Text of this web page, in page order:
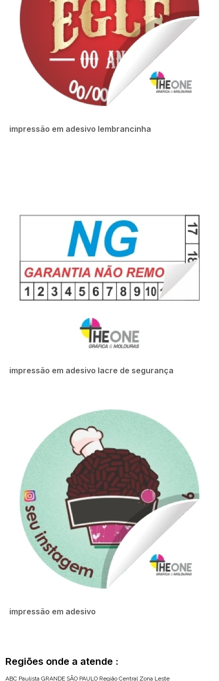
impressão em adesivo lembrancinha
impressão em adesivo lacre de segurança
impressão em adesivo
Regiões onde a atende :
ABC Paulista GRANDE SÃO PAULO Região Central Zona Leste